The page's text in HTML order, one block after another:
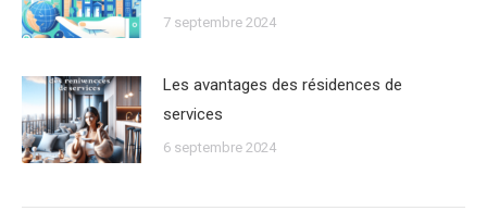
7 septembre 2024
Les avantages des résidences de
services
6 septembre 2024